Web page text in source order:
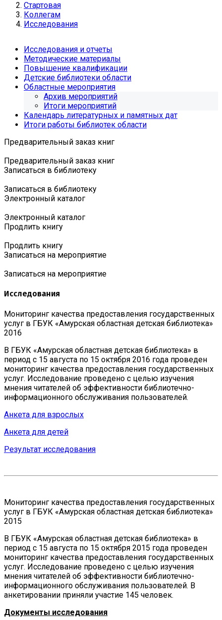
Стартовая
Коллегам
Исследования
Исследования и отчеты
Методические материалы
Повышение квалификации
Детские библиотеки области
Областные мероприятия
Архив мероприятий
Итоги мероприятий
Календарь литературных и памятных дат
Итоги работы библиотек области
Предварительный заказ книг
Предварительный заказ книг
Записаться в библиотеку
Записаться в библиотеку
Электронный каталог
Электронный каталог
Продлить книгу
Продлить книгу
Записаться на мероприятие
Записаться на мероприятие
Исследования
Мониторинг качества предоставления государственных
услуг в ГБУК «Амурская областная детская библиотека»
2016
В ГБУК «Амурская областная детская библиотека» в
период с 15 августа по 15 октября 2016 года проведен
мониторинг качества предоставления государственных
услуг. Исследование проведено с целью изучения
мнения читателей об эффективности библиотечно-
информационного обслуживания пользователей.
Анкета для взрослых
Анкета для детей
Результат исследования
Мониторинг качества предоставления государственных
услуг в ГБУК «Амурская областная детская библиотека»
2015
В ГБУК «Амурская областная детская библиотека» в
период с 15 августа по 15 октября 2015 года проведен
мониторинг качества предоставления государственных
услуг. Исследование проведено с целью изучения
мнения читателей об эффективности библиотечно-
информационного обслуживания пользователей. В
анкетировании приняли участие 145 человек.
Документы исследования